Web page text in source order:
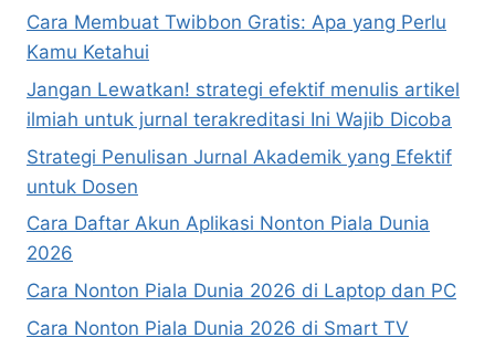
Cara Membuat Twibbon Gratis: Apa yang Perlu
Kamu Ketahui
Jangan Lewatkan! strategi efektif menulis artikel
ilmiah untuk jurnal terakreditasi Ini Wajib Dicoba
Strategi Penulisan Jurnal Akademik yang Efektif
untuk Dosen
Cara Daftar Akun Aplikasi Nonton Piala Dunia
2026
Cara Nonton Piala Dunia 2026 di Laptop dan PC
Cara Nonton Piala Dunia 2026 di Smart TV